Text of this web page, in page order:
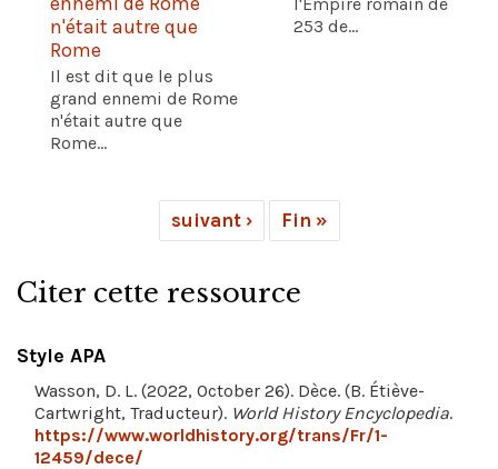
n'était autre que
Rome
Il est dit que le plus
grand ennemi de Rome
n'était autre que
Rome...
253 de...
suivant › Fin »
Citer cette ressource
Style APA
Wasson, D. L. (2022, October 26). Dèce. (B. Étiève-
Cartwright, Traducteur). World History Encyclopedia.
https://www.worldhistory.org/trans/Fr/1-
12459/dece/